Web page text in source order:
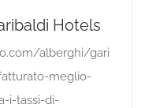
Hotels
alberghi/gari
meglio-
i-tassi-di-